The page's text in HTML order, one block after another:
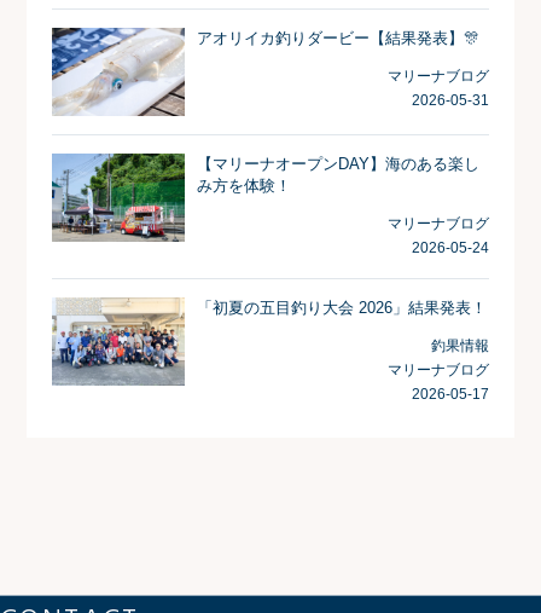
アオリイカ釣りダービー【結果発表】🎊
マリーナブログ
2026-05-31
【マリーナオープンDAY】海のある楽し
み方を体験！
マリーナブログ
2026-05-24
「初夏の五目釣り大会 2026」結果発表！
釣果情報
マリーナブログ
2026-05-17